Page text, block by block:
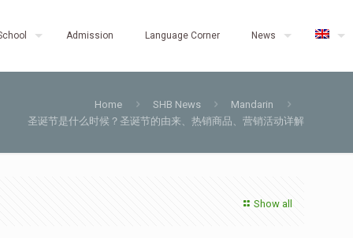
Admission Language Corner News
Home SHB News
Mandarin
圣诞节是什么时候？圣诞节的由来、热销商品、营销活动详解
Show all